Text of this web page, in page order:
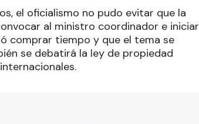
el oficialismo no pudo evitar que la
al ministro coordinador e iniciar
comprar tiempo y que el tema se
se debatirá la ley de propiedad